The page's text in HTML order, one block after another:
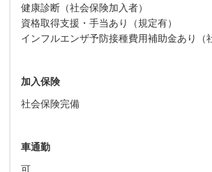
健康診断（社会保険加入者）
資格取得支援・手当あり（規定有）
インフルエンザ予防接種費用補助金あり（
加入保険
社会保険完備
車通勤
可